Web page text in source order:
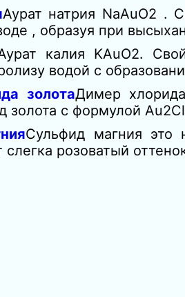
Аурат натрия NaAuO2 .
, образуя при
калия KAuO2.
водой с
золотаДимер
золота с формулой
Сульфид магния это
розоватый